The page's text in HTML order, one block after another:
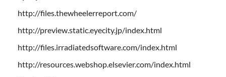
http://files.thewheelerreport.com/
http://preview.static.eyecity.jp/index.html
http://files.irradiatedsoftware.com/index.html
http://resources.webshop.elsevier.com/index.html